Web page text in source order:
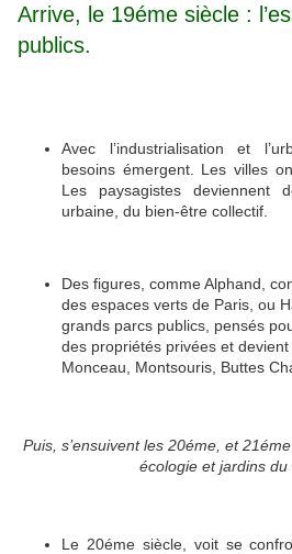
Arrive, le 19éme siècle :
publics.
Avec l’industrialisation et
besoins émergent. Les villes
Les paysagistes deviennent
urbaine, du bien-être collectif.
Des figures, comme Alphand,
des espaces verts de Paris, ou
grands parcs publics, pensés
des propriétés privées et
Monceau, Montsouris, Buttes
Puis, s’ensuivent les 20éme, et
écologie et jardins du
Le 20éme siècle, voit se